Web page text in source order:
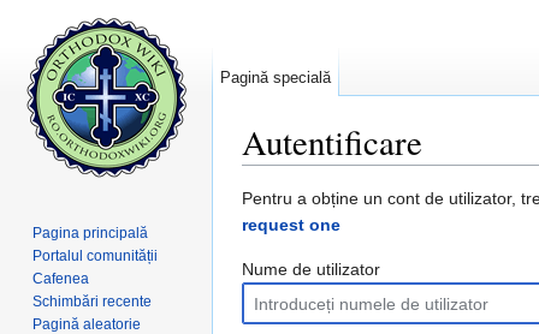
Autentificare
Pentru a obține un cont de utilizator,
request one
Nume de utilizator
Pagină specială
Pagina principală
Portalul comunității
Cafenea
Schimbări recente
Pagină aleatorie